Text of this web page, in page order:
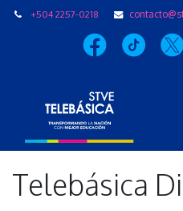
+504 2257-0218
Telebásica